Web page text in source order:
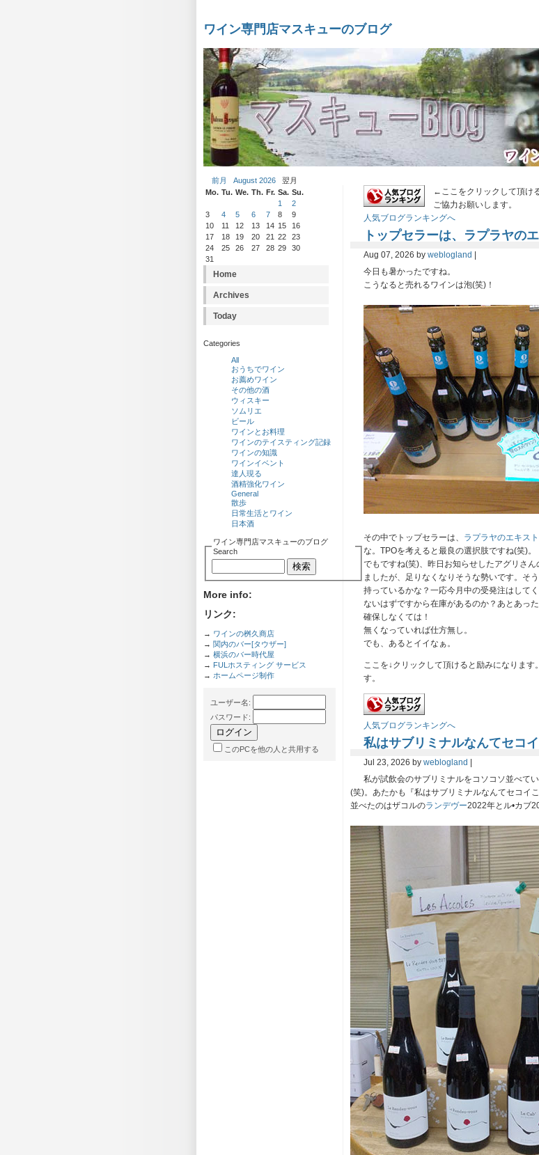
ワイン専門店マスキューのブログ
前月 August 2026 翌月
Mo. Tu. We. Th. Fr. Sa. Su.
1
2
3
4 5 6 7 8
9
10
11 12 13 14 15
16
17
18 19 20 21 22
23
24
25 26 27 28 29
30
31
Home
Archives
Today
Categories
All
おうちでワイン
お薦めワイン
その他の酒
ウィスキー
ソムリエ
ビール
ワインとお料理
ワインのテイスティング記録
ワインの知識
ワインイベント
達人現る
酒精強化ワイン
General
散歩
日常生活とワイン
日本酒
ワイン専門店マスキューのブログ
Search
More info:
リンク:
→ ワインの桝久商店
→ 関内のバー[タウザー]
→ 横浜のバー時代屋
→ FULホスティング サービス
→ ホームページ制作
ユーザー名:
パスワード:
このPCを他の人と共用する
←ここをクリックして頂け
ご協力お願いします。
人気ブログランキングへ
トップセラーは、ラプラヤの
Aug 07, 2026 by weblogland
今日も暑かったですね。
こうなると売れるワインは泡(笑)！
その中でトップセラーは、 ラプラヤのエキス
な。TPOを考えると最良の選択肢ですね(笑)。
でもですね(笑)、昨日お知らせしたアグリさ
ましたが、足りなくなりそうな勢いです。そ
持っているかな？一応今月中の受発注はして
ないはずですから在庫があるのか？あとあっ
確保しなくては！
無くなっていれば仕方無し。
でも、あるとイイなぁ。
ここを↓クリックして頂けると励みになりま
す。
人気ブログランキングへ
私はサブリミナルなんてセコ
Jul 23, 2026 by weblogland
私が試飲会のサブリミナルをコソコソ並べて
(笑)。あたかも『私はサブリミナルなんてセコイ
並べたのはザコルのランデヴー2022年とル•カブ